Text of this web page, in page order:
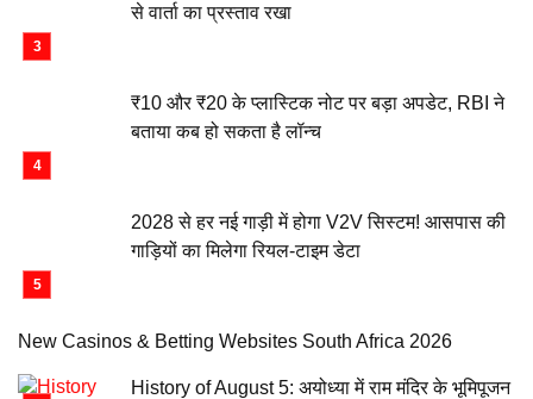
से वार्ता का प्रस्ताव रखा
₹10 और ₹20 के प्लास्टिक नोट पर बड़ा अपडेट, RBI ने
बताया कब हो सकता है लॉन्च
2028 से हर नई गाड़ी में होगा V2V सिस्टम! आसपास की
गाड़ियों का मिलेगा रियल-टाइम डेटा
New Casinos & Betting Websites South Africa 2026
History of August 5: अयोध्या में राम मंदिर के भूमिपूजन